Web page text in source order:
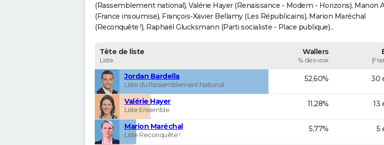
(Rassemblement national), Valérie Hayer (Renaissance - Modem - Horizons), Manon
(France insoumise), François-Xavier Bellamy (Les Républicains), Marion Maréchal
(Reconquête !), Raphaël Glucksmann (Parti socialiste - Place publique)...
Tête de liste
Liste
Wallers
% des voix
Jordan Bardella
Liste du Rassemblement National
52,60% 30
Valérie Hayer
Liste Ensemble
11,28% 13
Marion Maréchal
Liste Reconquête !
5,77% 5